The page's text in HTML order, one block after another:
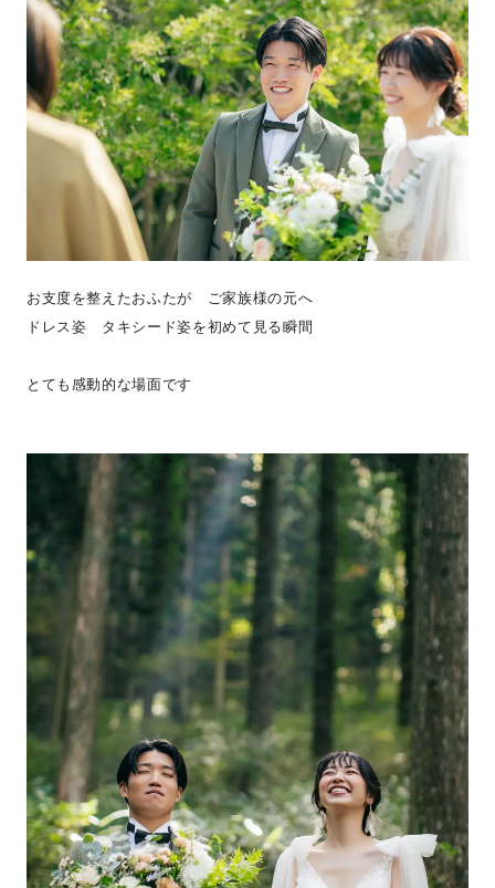
お支度を整えたおふたが ご家族様の元へ
ドレス姿 タキシード姿を初めて見る瞬間
とても感動的な場面です